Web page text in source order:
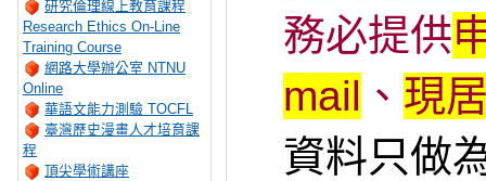
研究倫理線上教育課程
Research Ethics On-Line
Training Course
網路大學辦公室 NTNU
Online
華語文能力測驗 TOCFL
臺灣歷史漫畫人才培育課
程
頂尖學術講座
務必提供
mail 、 現
資料只做